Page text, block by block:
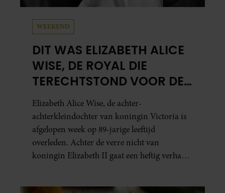
WEEKEND
DIT WAS ELIZABETH ALICE
WISE, DE ROYAL DIE
TERECHTSTOND VOOR DE
DOOD VAN HAAR BABY
Elizabeth Alice Wise, de achter-
achterkleindochter van koningin Victoria is
afgelopen week op 89-jarige leeftijd
overleden. Achter de verre nicht van
koningin Elizabeth II gaat een heftig verhaal